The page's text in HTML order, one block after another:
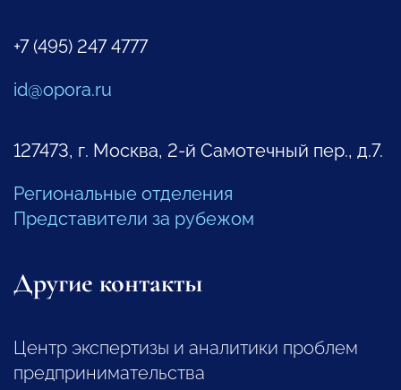
+7 (495) 247 4777
id@opora.ru
127473, г. Москва, 2-й Самотечный пер., д.7.
Региональные отделения
Представители за рубежом
Другие контакты
Центр экспертизы и аналитики проблем
предпринимательства